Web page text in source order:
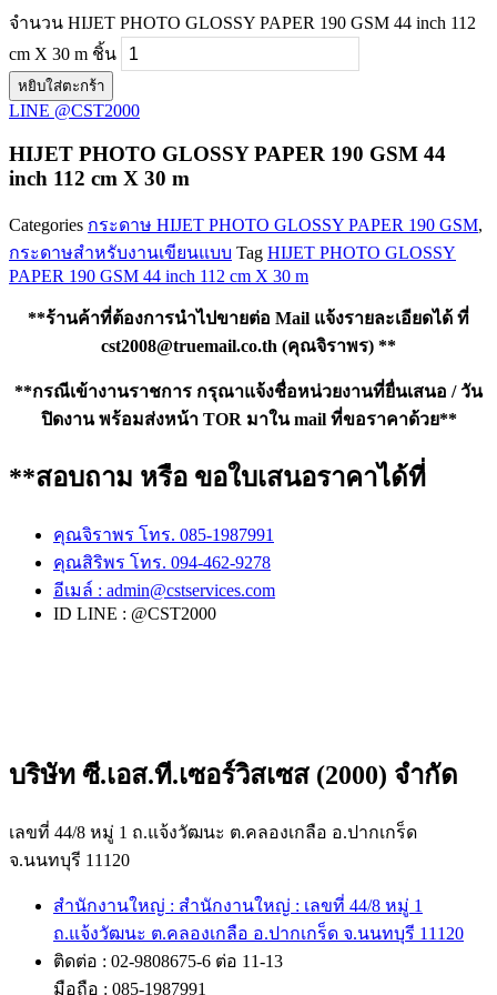
จำนวน HIJET PHOTO GLOSSY PAPER 190 GSM 44 inch 112
cm X 30 m ชิ้น
หยิบใส่ตะกร้า
LINE @CST2000
HIJET PHOTO GLOSSY PAPER 190 GSM 44
inch 112 cm X 30 m
Categories กระดาษ HIJET PHOTO GLOSSY PAPER 190 GSM,
กระดาษสำหรับงานเขียนแบบ Tag HIJET PHOTO GLOSSY
PAPER 190 GSM 44 inch 112 cm X 30 m
**ร้านค้าที่ต้องการนำไปขายต่อ Mail แจ้งรายละเอียดได้ ที่
cst2008@truemail.co.th (คุณจิราพร) **
**กรณีเข้างานราชการ กรุณาแจ้งชื่อหน่วยงานที่ยื่นเสนอ / วัน
ปิดงาน พร้อมส่งหน้า TOR มาใน mail ที่ขอราคาด้วย**
**สอบถาม หรือ ขอใบเสนอราคาได้ที่
คุณจิราพร โทร. 085-1987991
คุณสิริพร โทร. 094-462-9278
อีเมล์ : admin@cstservices.com
ID LINE : @CST2000
บริษัท ซี.เอส.ที.เซอร์วิสเซส (2000) จำกัด
เลขที่ 44/8 หมู่ 1 ถ.แจ้งวัฒนะ ต.คลองเกลือ อ.ปากเกร็ด
จ.นนทบุรี 11120
สำนักงานใหญ่ : สำนักงานใหญ่ : เลขที่ 44/8 หมู่ 1
ถ.แจ้งวัฒนะ ต.คลองเกลือ อ.ปากเกร็ด จ.นนทบุรี 11120
ติดต่อ : 02-9808675-6 ต่อ 11-13
มือถือ : 085-1987991